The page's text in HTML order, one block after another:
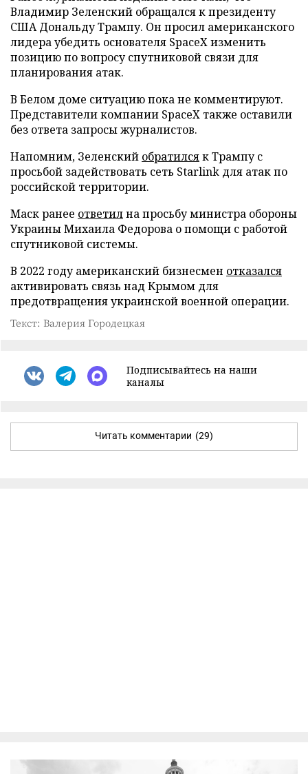
Владимир Зеленский обращался к президенту
США Дональду Трампу. Он просил американского
лидера убедить основателя SpaceX изменить
позицию по вопросу спутниковой связи для
планирования атак.
В Белом доме ситуацию пока не комментируют.
Представители компании SpaceX также оставили
без ответа запросы журналистов.
Напомним, Зеленский обратилсяк Трампу с
просьбой задействовать сеть Starlink для атак по
российской территории.
Маск ранее ответилна просьбу министра обороны
Украины Михаила Федорова о помощи с работой
спутниковой системы.
В 2022 году американский бизнесмен отказался
активировать связь над Крымом для
предотвращения украинской военной операции.
Текст: Валерия Городецкая
Подписывайтесь на наши
каналы
Читать комментарии (29)